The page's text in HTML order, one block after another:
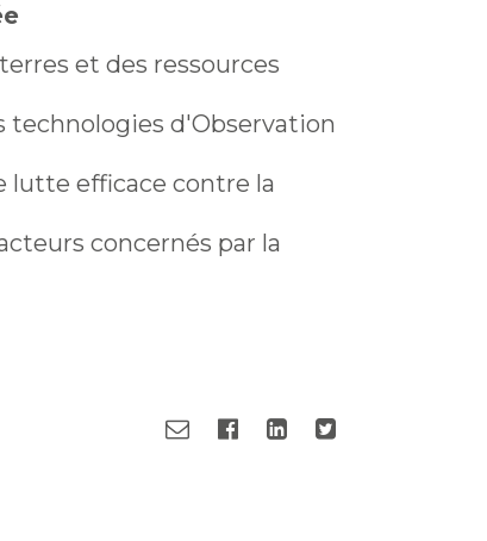
et des ressources
technologies d'Observation
lutte efficace contre la
concernés par la